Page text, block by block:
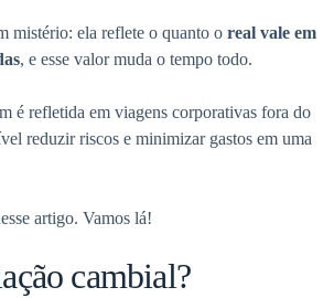
mistério: ela reflete o quanto o real vale em
, e esse valor muda o tempo todo.
é refletida em viagens corporativas fora do
reduzir riscos e minimizar gastos em uma
artigo. Vamos lá!
cambial?